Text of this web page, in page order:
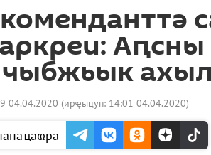
04.04.2020 (ирҿыцуп: 14:01 04.04.2020)